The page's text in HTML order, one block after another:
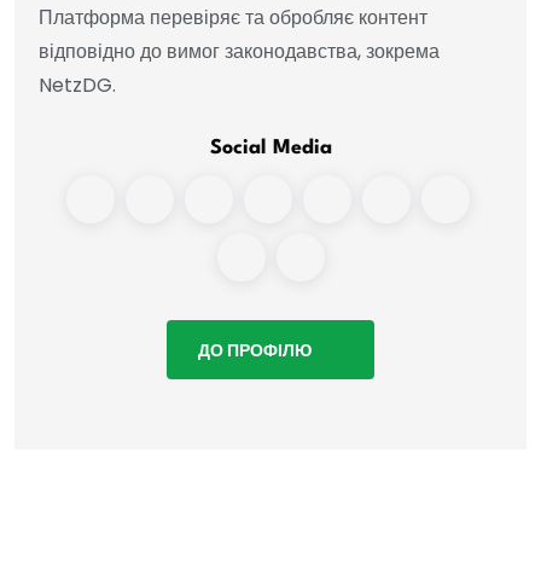
Платформа перевіряє та обробляє контент
відповідно до вимог законодавства, зокрема
NetzDG.
Social Media
ДО ПРОФІЛЮ